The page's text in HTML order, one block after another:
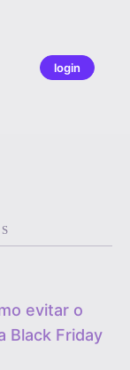
login
evitar o
Black Friday